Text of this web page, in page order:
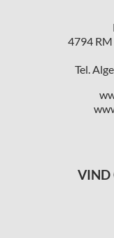
4794
Tel.
VIND